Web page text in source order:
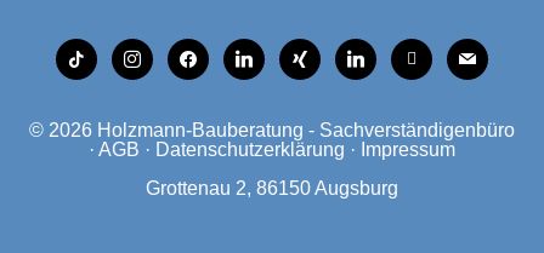
tiktok instagramfacebooklinkedinxing linkedinmobilemail
© 2026 Holzmann-Bauberatung - Sachverständigenbüro
· AGB · Datenschutzerklärung · Impressum
Grottenau 2, 86150 Augsburg